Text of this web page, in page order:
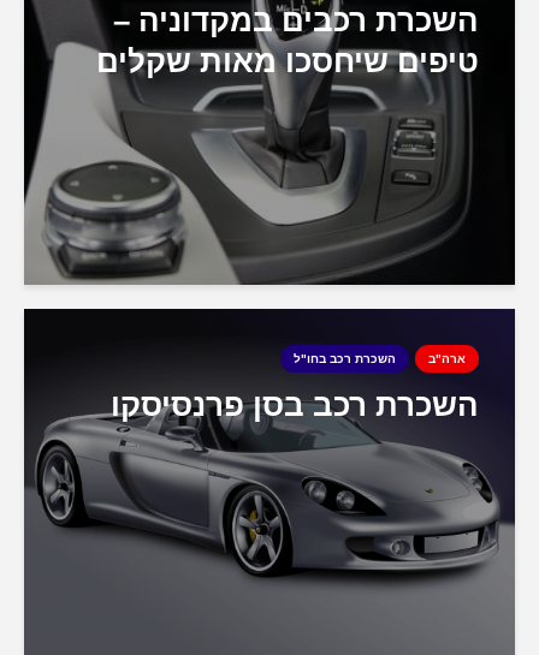
השכרת רכבים במקדוניה –
טיפים שיחסכו מאות שקלים
ארה"ב השכרת רכב בחו"ל
השכרת רכב בסן פרנסיסקו